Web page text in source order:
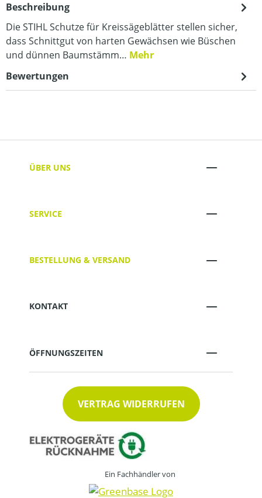
Beschreibung
Die STIHL Schutze für Kreissägeblätter stellen sicher,
dass Schnittgut von harten Gewächsen wie Büschen
und dünnen Baumstämm… Mehr
Bewertungen
ÜBER UNS
SERVICE
BESTELLUNG & VERSAND
KONTAKT
ÖFFNUNGSZEITEN
VERTRAG WIDERRUFEN
Ein Fachhändler von